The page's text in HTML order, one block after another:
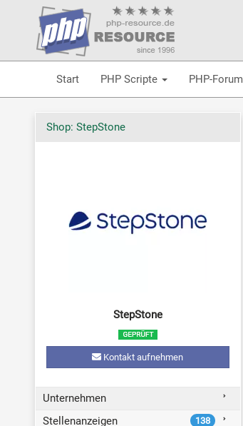
Start PHP Scripte PHP-Forum
Shop: StepStone
StepStone
Kontakt aufnehmen
Unternehmen
Stellenanzeigen
138